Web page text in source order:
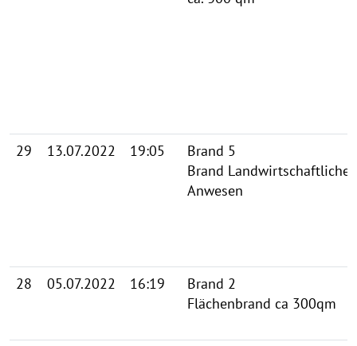
29 13.07.2022 19:05
Brand 5
Brand Landwirtschaftliches
Anwesen
28 05.07.2022 16:19
Brand 2
Flächenbrand ca 300qm